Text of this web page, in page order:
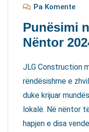
Pa Komente
Punësimi
Nëntor
JLG Construction
rëndësishme e
duke krijuar
lokalë. Në nëntor
hapjen e disa